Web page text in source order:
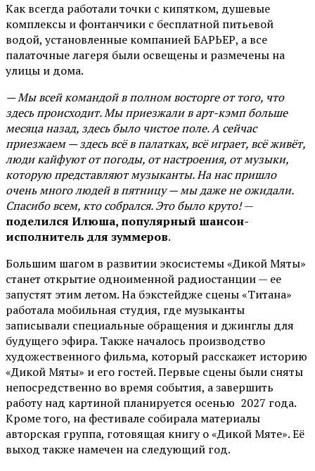
Как всегда работали точки с кипятком, душевые
комплексы и фонтанчики с бесплатной питьевой
водой, установленные компанией БАРЬЕР, а все
палаточные лагеря были освещены и размечены на
улицы и дома.
— Мы всей командой в полном восторге от того, что
здесь происходит. Мы приезжали в арт-кэмп больше
месяца назад, здесь было чистое поле. А сейчас
приезжаем — здесь всё в палатках, всё играет, всё живёт,
люди кайфуют от погоды, от настроения, от музыки,
которую представляют музыканты. На нас пришло
очень много людей в пятницу — мы даже не ожидали.
Спасибо всем, кто собрался. Это было круто!—
поделился Илюша, популярный шансон-
исполнитель для зуммеров.
Большим шагом в развитии экосистемы «Дикой Мяты»
станет открытие одноименной радиостанции — ее
запустят этим летом. На бэкстейдже сцены «Титана»
работала мобильная студия, где музыканты
записывали специальные обращения и джинглы для
будущего эфира. Также началось производство
художественного фильма, который расскажет историю
«Дикой Мяты» и его гостей. Первые сцены были сняты
непосредственно во время события, а завершить
работу над картиной планируется осенью 2027 года.
Кроме того, на фестивале собирала материалы
авторская группа, готовящая книгу о «Дикой Мяте». Её
выход также намечен на следующий год.